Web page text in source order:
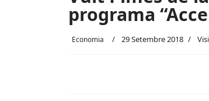
programa
Economia 29 Setembre 2018